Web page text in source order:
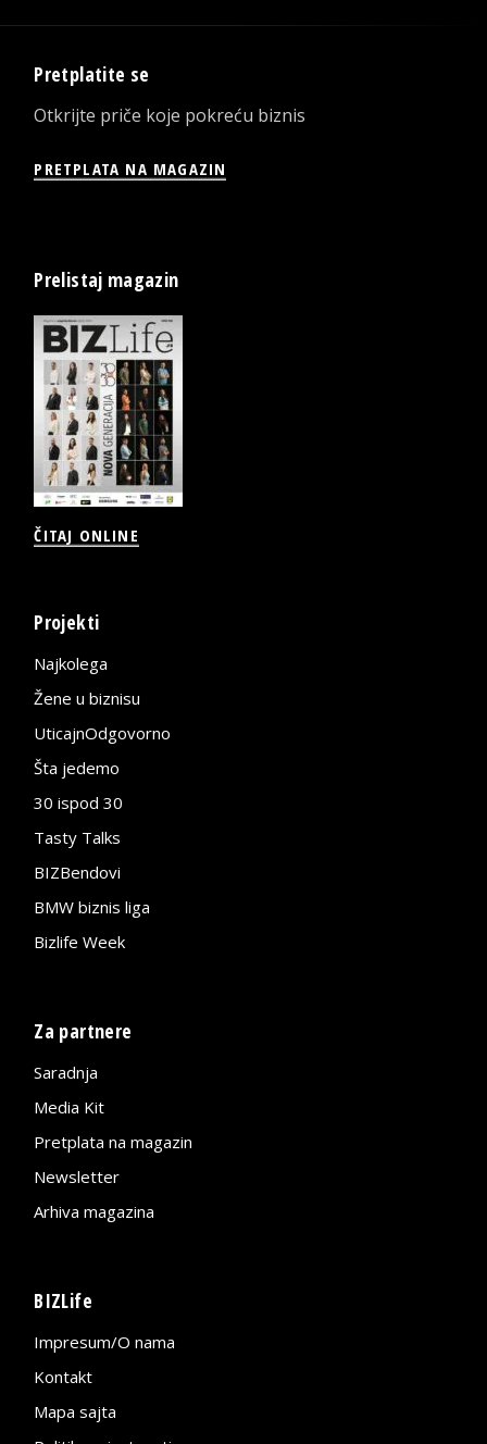
Pretplatite se
Otkrijte priče koje pokreću biznis
PRETPLATA NA MAGAZIN
Prelistaj magazin
ČITAJ ONLINE
Projekti
Najkolega
Žene u biznisu
UticajnOdgovorno
Šta jedemo
30 ispod 30
Tasty Talks
BIZBendovi
BMW biznis liga
Bizlife Week
Za partnere
Saradnja
Media Kit
Pretplata na magazin
Newsletter
Arhiva magazina
BIZLife
Impresum/O nama
Kontakt
Mapa sajta